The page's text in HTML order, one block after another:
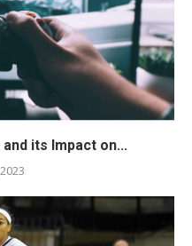
its Impact on...